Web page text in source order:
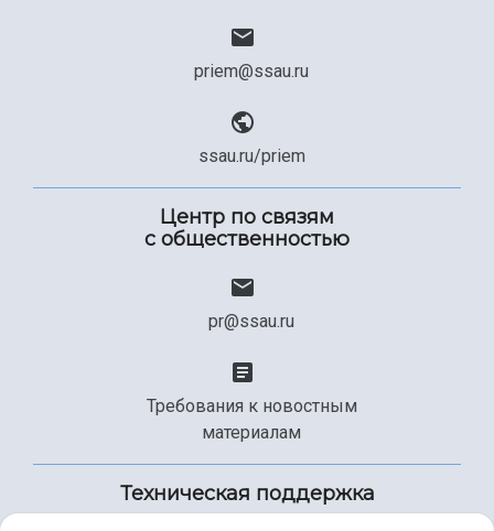
priem@ssau.ru
ssau.ru/priem
Центр по связям
с общественностью
pr@ssau.ru
Требования к новостным
материалам
Техническая поддержка